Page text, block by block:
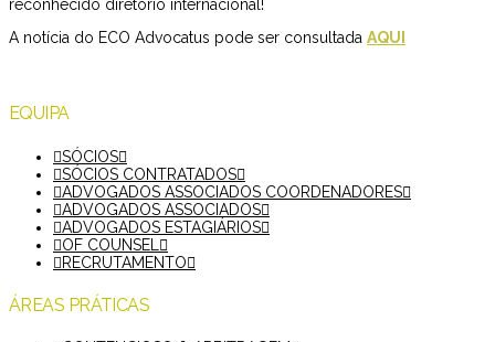
reconhecido diretório internacional!
A notícia do ECO Advocatus pode ser consultada AQUI
EQUIPA
SÓCIOS
SÓCIOS CONTRATADOS
ADVOGADOS ASSOCIADOS COORDENADORES
ADVOGADOS ASSOCIADOS
ADVOGADOS ESTAGIÁRIOS
OF COUNSEL
RECRUTAMENTO
ÁREAS PRÁTICAS